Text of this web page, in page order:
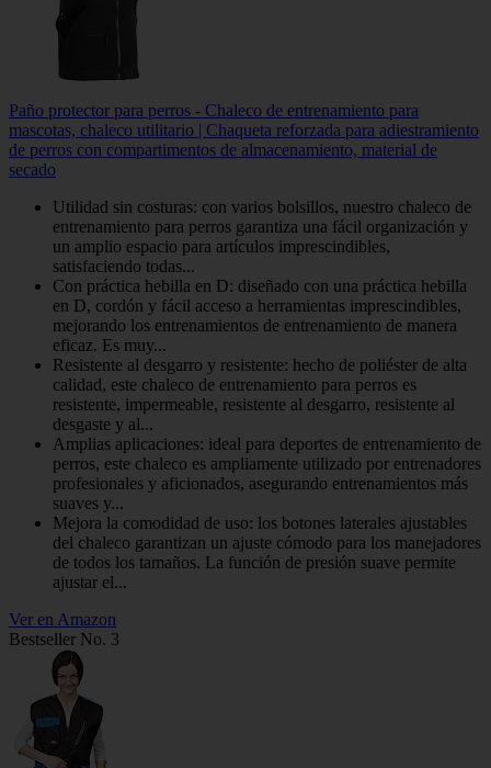
Paño protector para perros - Chaleco de entrenamiento para
mascotas, chaleco utilitario | Chaqueta reforzada para adiestramiento
de perros con compartimentos de almacenamiento, material de
secado
Utilidad sin costuras: con varios bolsillos, nuestro chaleco de
entrenamiento para perros garantiza una fácil organización y
un amplio espacio para artículos imprescindibles,
satisfaciendo todas...
Con práctica hebilla en D: diseñado con una práctica hebilla
en D, cordón y fácil acceso a herramientas imprescindibles,
mejorando los entrenamientos de entrenamiento de manera
eficaz. Es muy...
Resistente al desgarro y resistente: hecho de poliéster de alta
calidad, este chaleco de entrenamiento para perros es
resistente, impermeable, resistente al desgarro, resistente al
desgaste y al...
Amplias aplicaciones: ideal para deportes de entrenamiento de
perros, este chaleco es ampliamente utilizado por entrenadores
profesionales y aficionados, asegurando entrenamientos más
suaves y...
Mejora la comodidad de uso: los botones laterales ajustables
del chaleco garantizan un ajuste cómodo para los manejadores
de todos los tamaños. La función de presión suave permite
ajustar el...
Ver en Amazon
Bestseller No. 3